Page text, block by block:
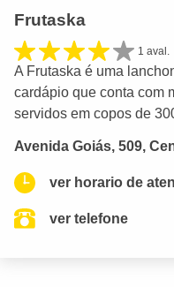
Frutaska
1 aval.
A Frutaska é uma
cardápio que conta com
servidos em copos de
Avenida Goiás, 509,
ver horario de
ver telefone